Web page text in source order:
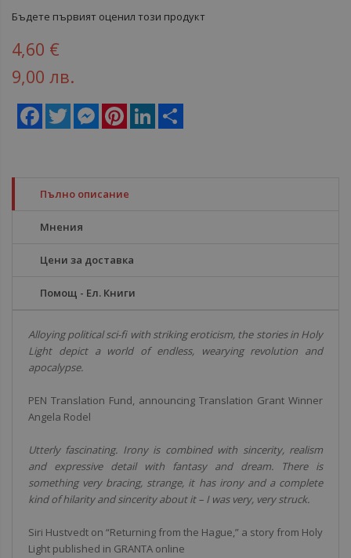
Бъдете първият оценил този продукт
4,60 €
9,00 лв.
Facebook
Twitter MessengerPinterestLinkedIn
Пълно описание
Мнения
Цени за доставка
Помощ - Ел. Книги
Alloying political sci-fi with striking eroticism, the stories in Holy
Light depict a world of endless, wearying revolution and
apocalypse.
PEN Translation Fund, announcing Translation Grant Winner
Angela Rodel
Utterly fascinating. Irony is combined with sincerity, realism
and expressive detail with fantasy and dream. There is
something very bracing, strange, it has irony and a complete
kind of hilarity and sincerity about it – I was very, very struck.
Siri Hustvedt on “Returning from the Hague,” a story from Holy
Light published in GRANTA online